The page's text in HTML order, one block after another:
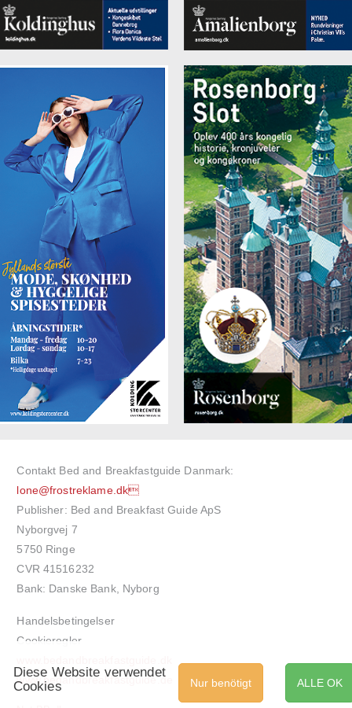
Contakt Bed and Breakfastguide Danmark:
lone@frostreklame.dk
Publisher: Bed and Breakfast Guide ApS
Nyborgvej 7
5750 Ringe
CVR 41516232
Bank: Danske Bank, Nyborg
Handelsbetingelser
Cookieregler
www.bedandbreakfastguide.de
ALLE OK
Nur benötigt
Diese Website verwendet
Cookies